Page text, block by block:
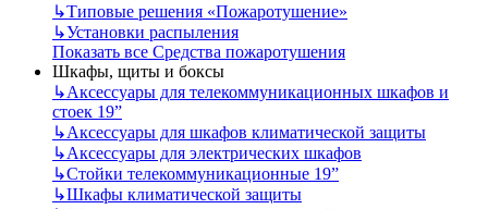
↳Типовые решения «Пожаротушение»
↳Установки распыления
Показать все Средства пожаротушения
Шкафы, щиты и боксы
↳Аксессуары для телекоммуникационных шкафов и
стоек 19”
↳Аксессуары для шкафов климатической защиты
↳Аксессуары для электрических шкафов
↳Стойки телекоммуникационные 19”
↳Шкафы климатической защиты